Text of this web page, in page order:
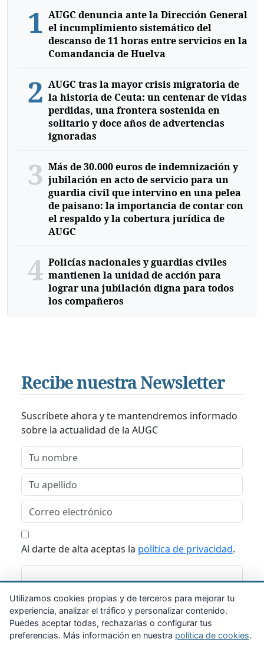
1 AUGC denuncia ante la Dirección General
el incumplimiento sistemático del
descanso de 11 horas entre servicios en la
Comandancia de Huelva
2 AUGC tras la mayor crisis migratoria de
la historia de Ceuta: un centenar de vidas
perdidas, una frontera sostenida en
solitario y doce años de advertencias
ignoradas
3 Más de 30.000 euros de indemnización y
jubilación en acto de servicio para un
guardia civil que intervino en una pelea
de paisano: la importancia de contar con
el respaldo y la cobertura jurídica de
AUGC
4 Policías nacionales y guardias civiles
mantienen la unidad de acción para
lograr una jubilación digna para todos
los compañeros
Recibe nuestra Newsletter
Suscríbete ahora y te mantendremos informado
sobre la actualidad de la AUGC
Al darte de alta aceptas la política de privacidad.
Suscribirme
Utilizamos cookies propias y de terceros para mejorar tu
experiencia, analizar el tráfico y personalizar contenido.
Puedes aceptar todas, rechazarlas o configurar tus
preferencias. Más información en nuestra política de cookies.